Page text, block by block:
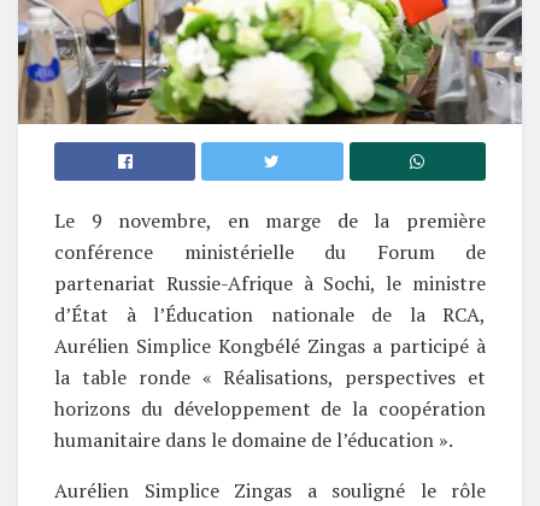
Le 9 novembre, en marge de la première
conférence ministérielle du Forum de
partenariat Russie-Afrique à Sochi, le ministre
d’État à l’Éducation nationale de la RCA,
Aurélien Simplice Kongbélé Zingas a participé à
la table ronde « Réalisations, perspectives et
horizons du développement de la coopération
humanitaire dans le domaine de l’éducation ».
Aurélien Simplice Zingas a souligné le rôle